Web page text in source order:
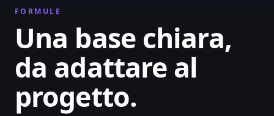
FORMULE
Una base chiara,
da adattare al
progetto.